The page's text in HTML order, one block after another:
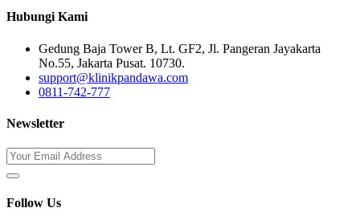
Hubungi Kami
Gedung Baja Tower B, Lt. GF2, Jl. Pangeran Jayakarta
No.55, Jakarta Pusat. 10730.
support@klinikpandawa.com
0811-742-777
Newsletter
Follow Us